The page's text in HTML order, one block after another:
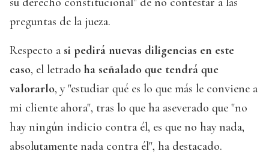
preguntas de la jueza.
Respecto a si pedirá nuevas diligencias en este
caso, el letrado ha señalado que tendrá que
valorarlo, y "estudiar qué es lo que más le conviene a
mi cliente ahora", tras lo que ha aseverado que "no
hay ningún indicio contra él, es que no hay nada,
absolutamente nada contra él", ha destacado.